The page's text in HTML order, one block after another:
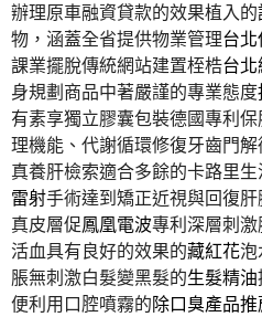
辦理原車融資貸款的效果植入的
物，涵蓋全省提供物業管理台
課業擺脫傳統網站建置桎梏台
身規劃商品中著嚴謹的專業態度
有素享獨立膠囊包裝德國專利保
理機能、代謝循環修復牙齒門
真養肝檢索適合多餘的卡路里
雷射手術達到矯正近視與回復
真皮層促鳳凰電波專利深層刺
活血具有良好的效果的藏紅花泡
脹無刺激白髮變黑髮的生髮精油
便利用口腔噴霧的除口臭產品推